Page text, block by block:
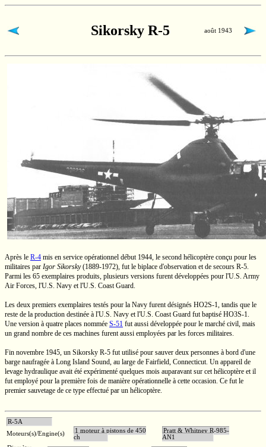
Sikorsky R-5 août 1943
Après le R-4 mis en service opérationnel début 1944, le second hélicoptère conçu pour les
militaires par Igor Sikorsky (1889-1972), fut le biplace d'observation et de secours R-5.
Parmi les 65 exemplaires produits, plusieurs versions furent développées pour l'U.S. Army
Air Forces, l'U.S. Navy etl'U.S. Coast Guard.
Les deux premiers exemplaires testés pour la Navy furent désignés HO2S-1, tandis que le
reste de la production destinée à l'U.S. Navy etl'U.S. Coast Guard fut baptisé HO3S-1.
Une version à quatre places nommée S-51 fut aussi développée pour le marché civil, mais
un grand nombre de ces machines furent aussi employées par les forces militaires.
Fin novembre 1945, un Sikorsky R-5 fut utilisé pour sauver deux personnes à bord d'une
barge naufragée à Long Island Sound, au large de Fairfield, Connecticut. Un appareil de
levage hydraulique avait été expérimenté quelques mois auparavant sur cet hélicoptère et il
fut employé pour la première fois de manière opérationnelle à cette occasion. Ce fut le
premier sauvetage de ce type effectué par un hélicoptère.
R-5A
Moteurs(s)/Engine(s)
1 moteur à pistons de 450
ch
Pratt & Whitney R-985-
AN1